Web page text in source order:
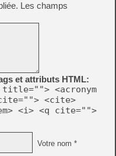
Les champs
et attributs HTML:
<acronym
<cite>
<i> <q cite="">
Votre nom *